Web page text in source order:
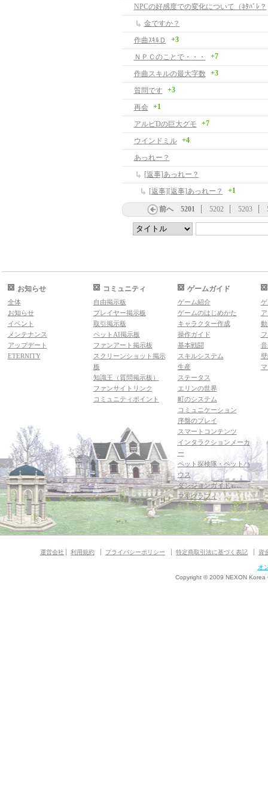
NPCの好感度での変化について（ﾈﾀﾊﾞﾚ？
金ですか？
作曲ｽｷﾙＤ
+3
ＮＰＣのことで・・・ +7
作曲スキルの最大字数 +3
質問です +3
再会 +1
アルビDの巨大グモ +7
ウインドミル +4
あっれー？
[返事]あっれー？
[返事][返事]あっれー？
+1
前へ 5201 5202 5203
お知らせ
全体
お知らせ
イベント
メンテナンス
アップデート
ETERNITY
コミュニティ
自由掲示板
プレイヤー掲示板
取引掲示板
ペットAI掲示板
ファンアート掲示板
スクリーンショット掲示
板
知識王（質問掲示板）
ファンサイトリンク
コミュニティポイント
ゲームガイド
ゲーム紹介
ゲームのはじめかた
キャラクター作成
操作ガイド
基本戦闘
スキルシステム
生産
ステータス
エリンの世界
町のシステム
コミュニケーション
序盤のプレイ
スマートコンテンツ
インタラクションメーカ
ー
ペット探検隊・ペットハ
ウス
ダンジョンガイド
マギグラフィ
運営会社 利用規約 プライバシーポリシー 特定商取引法に基づく表記 資
オ
Copyright © 2009 NEXON Korea